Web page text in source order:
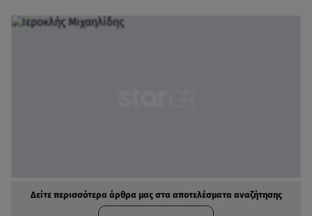
Δείτε περισσότερα άρθρα μας στα αποτελέσματα αναζήτησης